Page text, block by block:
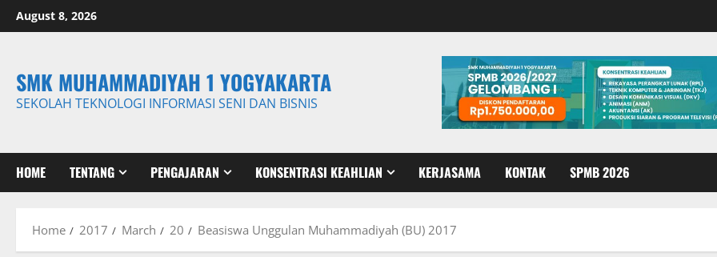
Skip
to
August 8, 2026
SMK MUHAMMADIYAH 1 YOGYAKARTA
SEKOLAH TEKNOLOGI INFORMASI SENI DAN BISNIS
HOME TENTANG PENGAJARAN KONSENTRASI KEAHLIAN KERJASAMA KONTAK SPMB 2026
Home 2017 March 20 Beasiswa Unggulan Muhammadiyah (BU) 2017